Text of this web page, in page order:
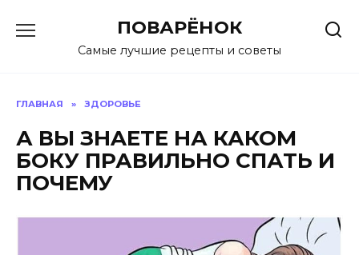
содержанию
ПОВАРЁНОК
Самые лучшие рецепты и советы
ГЛАВНАЯ » ЗДОРОВЬЕ
А ВЫ ЗНAЕТЕ НА КАКОМ
БОКУ ПРАВИЛЬНО СПАТЬ И
ПОЧЕМУ